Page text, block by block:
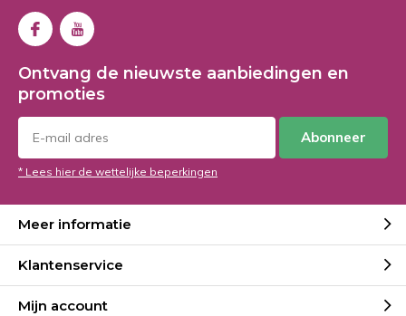
Ontvang de nieuwste aanbiedingen en
promoties
Abonneer
* Lees hier de wettelijke beperkingen
Meer informatie
Klantenservice
Mijn account